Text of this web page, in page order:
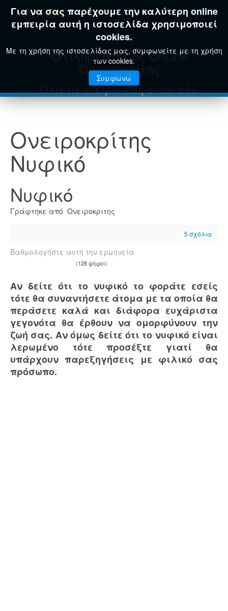
E-KAZAMIAS
Για να σας παρέχουμε την καλύτερη online
εμπειρία αυτή η ιστοσελίδα χρησιμοποιεί
cookies.
Με τη χρήση της ιστοσελίδας μας, συμφωνείτε με τη χρήση
των cookies.
Συμφωνώ
Ο Πληρέστερος OnLine
Ονειροκρίτης
Όλα τα όνειρά σας είναι εδώ
Ονειροκρίτης
Νυφικό
Νυφικό
Γράφτηκε από Ονειροκριτης
5 σχόλια
Βαθμολογήστε αυτή την ερμηνεία
(128 ψήφοι)
Αν δείτε ότι το νυφικό το φοράτε εσείς
τότε θα συναντήσετε άτομα με τα οποία θα
περάσετε καλά και διάφορα ευχάριστα
γεγονότα θα έρθουν να ομορφύνουν την
ζωή σας. Αν όμως δείτε ότι το νυφικό είναι
λερωμένο τότε προσέξτε γιατί θα
υπάρχουν παρεξηγήσεις με φιλικό σας
πρόσωπο.